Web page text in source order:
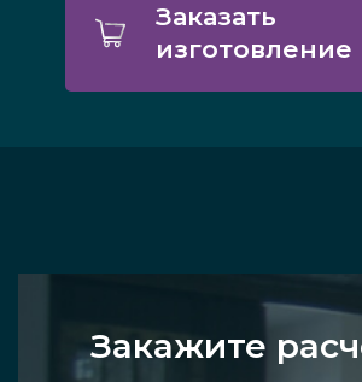
Заказать
изготовление
Закажите